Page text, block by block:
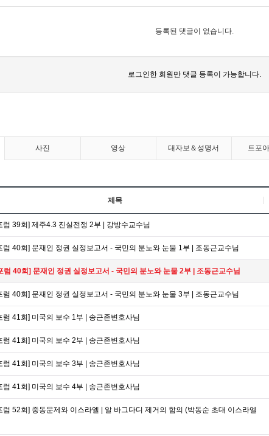
등록된 댓글이 없습니다.
로그인한 회원만 댓글 등록이 가능합니다.
사진 영상 대자보＆성명서 트포
제목
럼 39회] 제주4.3 진실전쟁 2부 | 강방수교수님
럼 40회] 문재인 정권 실정보고서 - 국민의 분노와 눈물 1부 | 조동근교수님
럼 40회] 문재인 정권 실정보고서 - 국민의 분노와 눈물 2부 | 조동근교수님
럼 40회] 문재인 정권 실정보고서 - 국민의 분노와 눈물 3부 | 조동근교수님
럼 41회] 미국의 보수 1부 | 송근존변호사님
럼 41회] 미국의 보수 2부 | 송근존변호사님
럼 41회] 미국의 보수 3부 | 송근존변호사님
럼 41회] 미국의 보수 4부 | 송근존변호사님
럼 52회] 중동문제와 이스라엘 | 알 바그다디 제거의 함의 (박동순 초대 이스라엘